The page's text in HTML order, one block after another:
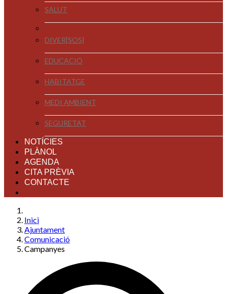
SALUT
DIVER[SOS]
EDUCACIÓ
HABITATGE
MEDI AMBIENT
SEGURETAT
NOTÍCIES
PLÀNOL
AGENDA
CITA PRÈVIA
CONTACTE
Inici
Ajuntament
Comunicació
Campanyes